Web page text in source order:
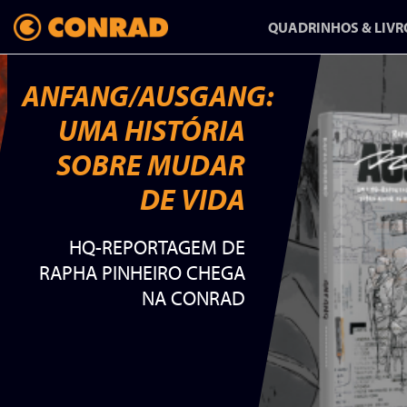
QUADRINHOS &
ANFANG/AUSGANG:
UMA HISTÓRIA
DE VIDA
HQ-REPORTAGEM DE
ANFANG/AUSGANG:
UMA HISTÓRIA
SOBRE MUDAR
DE VIDA
HQ-REPORTAGEM DE
RAPHA PINHEIRO CHEGA
NA CONRAD